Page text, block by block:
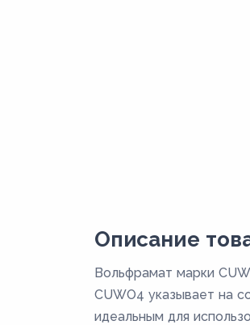
Описание
Вольфрамат марки
CUWO4 указывает на
идеальным для